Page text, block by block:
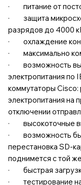
· питание от
· защита
разрядов до 4000
· охлаждение
· максимально
· возможность
электропитания по
коммутаторы Cisco:
электропитания на
отключении
· высокоточные
· возможность
перестановка SD-
поднимется с той
· быстрая
· тестирование